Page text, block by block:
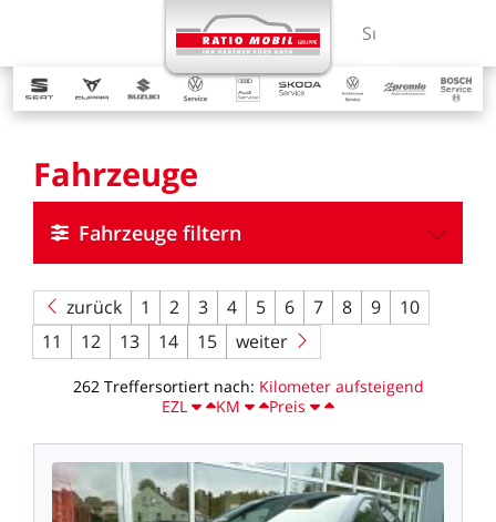
Suchbegriff
Fahrzeuge
Fahrzeuge filtern
zurück 1 2 3 4 5 6 7 8 9
10
11
12 13 14 15 weiter
262 Treffersortiert nach: Kilometer aufsteigend
EZL
KM Preis